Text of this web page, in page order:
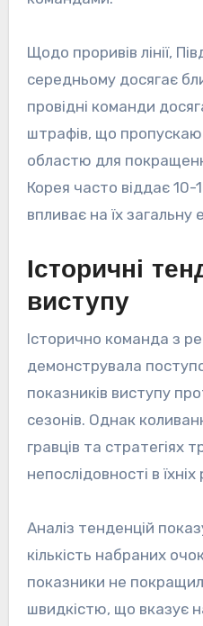
Щодо проривів лінії,
середньому досягає
провідні команди
штрафів, що
областю для
Корея часто віддає 10-
впливає на їх загальну
Історичні
виступу
Історично команда з
демонструвала
показників виступу
сезонів. Однак
гравців та стратегіях
непослідовності в
Аналіз тенденцій
кількість набраних
показники не
швидкістю, що вказує